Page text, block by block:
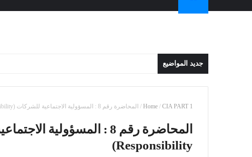
جديد المواضيع
Home / CIA PART 1
/ المحاضرة رقم 8 : المسؤولية الاجتماعية للشركات (Corporate Social Responsibility)
Responsibility)